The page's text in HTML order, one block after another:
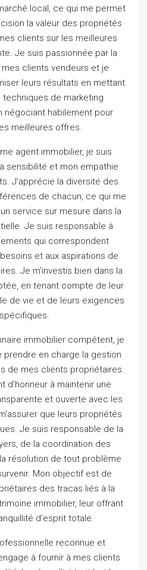
local, ce qui me permet
la valeur des propriétés
clients sur les meilleures
Je suis passionnée par la
clients vendeurs et je
leurs résultats en mettant
de marketing
négociant habilement pour
meilleures offres.
agent immobilier, je suis
sensibilité et mon empathie
J’apprécie la diversité des
de chacun, ce qui me
service sur mesure dans la
Je suis responsable à
qui correspondent
et aux aspirations de
Je m’investis bien dans la
en tenant compte de leur
de vie et de leurs exigences
spécifiques.
immobilier compétent, je
prendre en charge la gestion
de mes clients propriétaires.
d’honneur à maintenir une
et ouverte avec les
que leurs propriétés
Je suis responsable de la
de la coordination des
résolution de tout problème
Mon objectif est de
des tracas liés à la
immobilier, leur offrant
d’esprit totale.
reconnue et
à fournir à mes clients